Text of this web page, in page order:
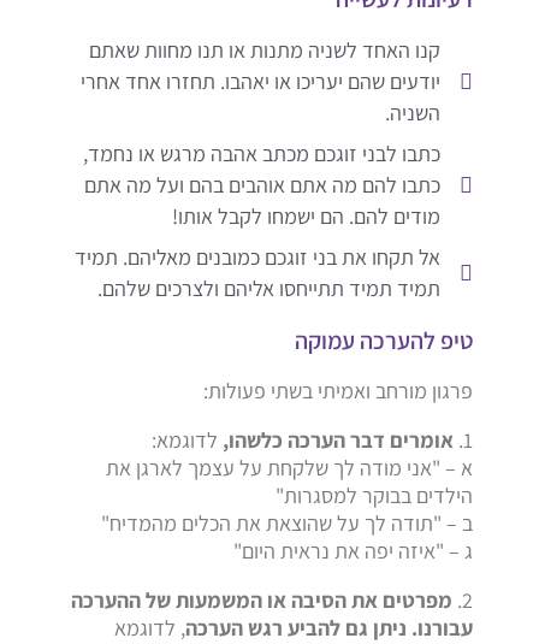
קנו האחד לשניה מתנות או תנו מחוות שאתם
יודעים שהם יעריכו או יאהבו. תחזרו אחד אחרי
השניה.
כתבו לבני זוגכם מכתב אהבה מרגש או נחמד,
כתבו להם מה אתם אוהבים בהם ועל מה אתם
מודים להם. הם ישמחו לקבל אותו!
אל תקחו את בני זוגכם כמובנים מאליהם. תמיד
תמיד תמיד תתייחסו אליהם ולצרכים שלהם.
טיפ להערכה עמוקה
פרגון מורחב ואמיתי בשתי פעולות:
1. אומרים דבר הערכה כלשהו, לדוגמא:
א – "אני מודה לך שלקחת על עצמך לארגן את
הילדים בבוקר למסגרות"
ב – "תודה לך על שהוצאת את הכלים מהמדיח"
ג – "איזה יפה את נראית היום"
2. מפרטים את הסיבה או המשמעות של ההערכה
עבורנו. ניתן גם להביע רגש הערכה, לדוגמא